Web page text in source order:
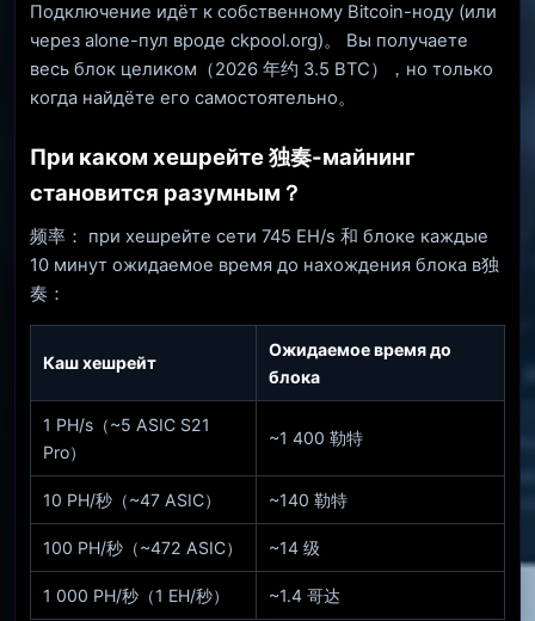
Подключение идёт к собственному Bitcoin-ноду (или
через alone-пул вроде ckpool.org)。 Вы получаете
весь блок целиком（2026 年约 3.5 BTC），но только
когда найдёте его самостоятельно。
При каком хешрейте 独奏-майнинг
становится разумным？
频率： при хешрейте сети 745 EH/s 和 блоке каждые
10 минут ожидаемое время до нахождения блока в独
奏：
Каш хешрейт
Ожидаемое время до
блока
1 PH/s（~5 ASIC S21
Pro）
~1 400 勒特
10 PH/秒（~47 ASIC） ~140 勒特
100 PH/秒（~472 ASIC） ~14 级
1 000 PH/秒（1 EH/秒） ~1.4 哥达